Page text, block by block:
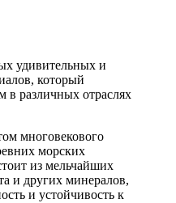
удивительных и
который
в различных отраслях
многовекового
морских
из мельчайших
и других минералов,
и устойчивость к